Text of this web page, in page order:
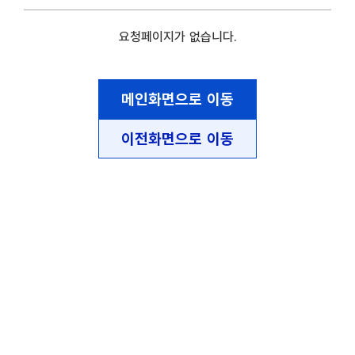
요청페이지가 없습니다.
메인화면으로 이동
이전화면으로 이동